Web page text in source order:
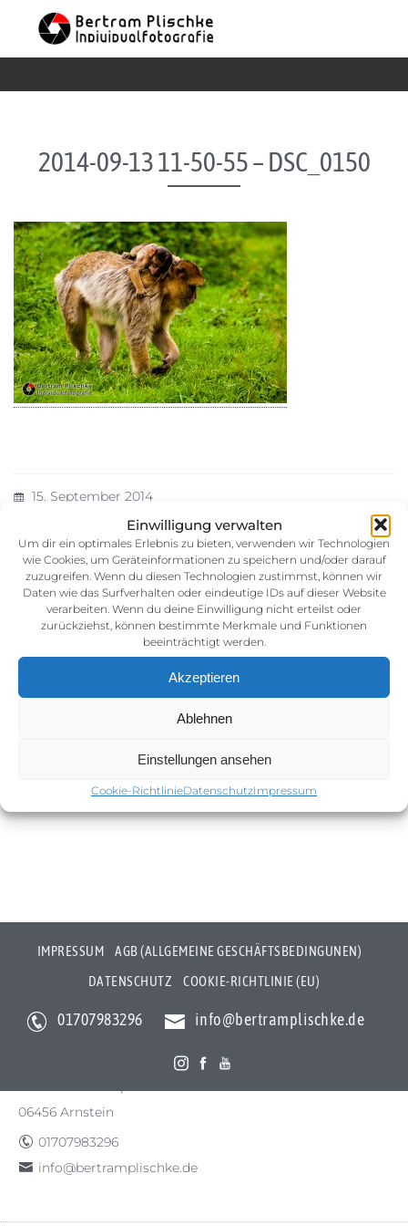
Einwilligung verwalten
Um dir ein optimales Erlebnis zu bieten, verwenden wir Technologien
wie Cookies, um Geräteinformationen zu speichern und/oder darauf
zuzugreifen. Wenn du diesen Technologien zustimmst, können wir
Daten wie das Surfverhalten oder eindeutige IDs auf dieser Website
verarbeiten. Wenn du deine Einwilligung nicht erteilst oder
zurückziehst, können bestimmte Merkmale und Funktionen
beeinträchtigt werden.
Akzeptieren
Ablehnen
Einstellungen ansehen
Cookie-RichtlinieDatenschutzImpressum
Skip to content
2014-09-13 11-50-55 – DSC_0150
15. September 2014
AGB (Allgemeine Geschäftsbedingunen)
IMPRESSUM
AGB (ALLGEMEINE GESCHÄFTSBEDINGUNEN)
DATENSCHUTZ
COOKIE-RICHTLINIE (EU)
01707983296 info@bertramplischke.de
Bertram Plischke Individualfotografie
06456 Arnstein
01707983296
info@bertramplischke.de